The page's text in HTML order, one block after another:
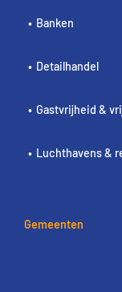
Banken
Detailhandel
Gastvrijheid &
Luchthavens &
Gemeenten